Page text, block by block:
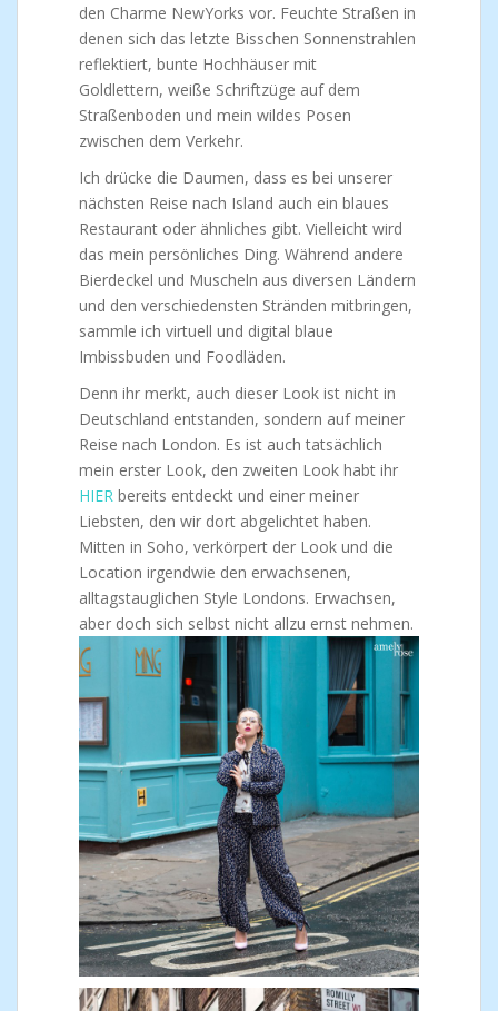
den Charme NewYorks vor. Feuchte Straßen in
denen sich das letzte Bisschen Sonnenstrahlen
reflektiert, bunte Hochhäuser mit
Goldlettern, weiße Schriftzüge auf dem
Straßenboden und mein wildes Posen
zwischen dem Verkehr.
Ich drücke die Daumen, dass es bei unserer
nächsten Reise nach Island auch ein blaues
Restaurant oder ähnliches gibt. Vielleicht wird
das mein persönliches Ding. Während andere
Bierdeckel und Muscheln aus diversen Ländern
und den verschiedensten Stränden mitbringen,
sammle ich virtuell und digital blaue
Imbissbuden und Foodläden.
Denn ihr merkt, auch dieser Look ist nicht in
Deutschland entstanden, sondern auf meiner
Reise nach London. Es ist auch tatsächlich
mein erster Look, den zweiten Look habt ihr
HIER bereits entdeckt und einer meiner
Liebsten, den wir dort abgelichtet haben.
Mitten in Soho, verkörpert der Look und die
Location irgendwie den erwachsenen,
alltagstauglichen Style Londons. Erwachsen,
aber doch sich selbst nicht allzu ernst nehmen.